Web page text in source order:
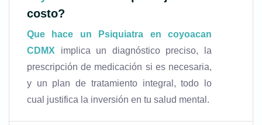
costo?
Que hace un Psiquiatra en coyoacan
CDMX implica un diagnóstico preciso, la
prescripción de medicación si es necesaria,
y un plan de tratamiento integral, todo lo
cual justifica la inversión en tu salud mental.